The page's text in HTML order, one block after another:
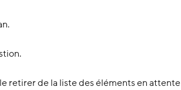
retirer de la liste des éléments en attente